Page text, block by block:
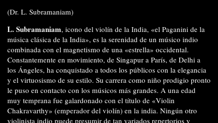
(Dr. L. Subramaniam)
L. Subramaniam, icono del violín de la India, «el Paganini de la
música clásica de la India», es la serenidad de un músico indio
combinada con el magnetismo de una «estrella» occidental.
Constantemente en movimiento, de Singapur a París, de Delhi a
los Ángeles, ha conquistado a todos los públicos con la elegancia
y el virtuosismo de su estilo. Su carrera como niño prodigio pronto
le puso en contacto con los músicos más grandes. A una edad
muy temprana fue galardonado con el título de «Violin
Chakravarthy» (emperador del violín) en la india. Ningún otro
violinista indio puede presumir de tan variados repertorios y